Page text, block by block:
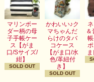
マリンボー
ダー柄の母
子手帳ケー
ス【がま
口/Sサイズ/
紺】
SOLD OUT
かわいい♪ク
マちゃんだ
らけのタバ
コケース
【がま口/水
色/革紐付
き】
SOLD OUT
＆